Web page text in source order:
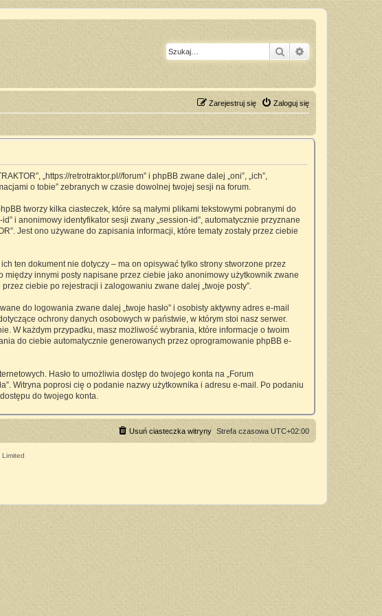
Szukaj
Zaloguj się
Zarejestruj się
„https://retrotraktor.pl//forum” i phpBB zwane dalej „oni”, „ich”,
o tobie” zebranych w czasie dowolnej twojej sesji na forum.
tworzy kilka ciasteczek, które są małymi plikami tekstowymi pobranymi do
i anonimowy identyfikator sesji zwany „session-id”, automatycznie przyznane
Jest ono używane do zapisania informacji, które tematy zostały przez ciebie
ten dokument nie dotyczy – ma on opisywać tylko strony stworzone przez
innymi posty napisane przez ciebie jako anonimowy użytkownik zwane
ciebie po rejestracji i zalogowaniu zwane dalej „twoje posty”.
do logowania zwane dalej „twoje hasło” i osobisty aktywny adres e-mail
ochrony danych osobowych w państwie, w którym stoi nasz serwer.
W każdym przypadku, masz możliwość wybrania, które informacje o twoim
do ciebie automatycznie generowanych przez oprogramowanie phpBB e-
Hasło to umożliwia dostęp do twojego konta na „Forum
Witryna poprosi cię o podanie nazwy użytkownika i adresu e-mail. Po podaniu
do twojego konta.
Strefa czasowa UTC+02:00
Usuń ciasteczka witryny